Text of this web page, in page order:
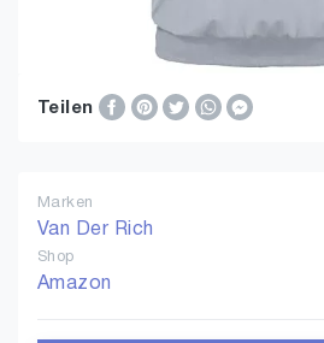
Teilen
Marken
Van Der Rich
Shop
Amazon